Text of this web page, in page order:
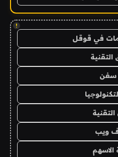
!
في قوقل
التقنية
سفن
ويب
الاسهم